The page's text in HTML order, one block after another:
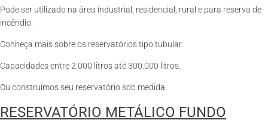
Pode ser utilizado na área industrial, residencial, rural e para reserva de
incêndio.
Conheça mais sobre os reservatórios tipo tubular.
Capacidades entre 2.000 litros até 300.000 litros.
Ou construímos seu reservatório sob medida.
RESERVATÓRIO METÁLICO FUNDO